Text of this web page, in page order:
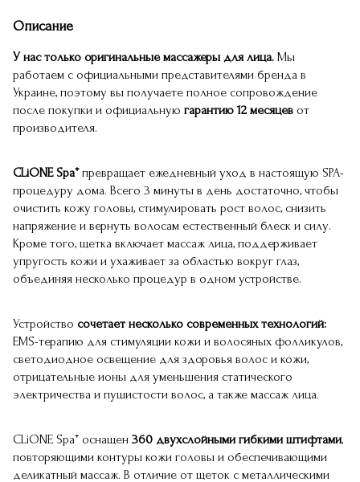
Описание
У нас только оригинальные массажеры для лица. Мы
работаем с официальными представителями бренда в
Украине, поэтому вы получаете полное сопровождение
после покупки и официальную гарантию 12 месяцев от
производителя.
CLiONE Spa⁺превращает ежедневный уход в настоящую SPA-
процедуру дома. Всего 3 минуты в день достаточно, чтобы
очистить кожу головы, стимулировать рост волос, снизить
напряжение и вернуть волосам естественный блеск и силу.
Кроме того, щетка включает массаж лица, поддерживает
упругость кожи и ухаживает за областью вокруг глаз,
объединяя несколько процедур в одном устройстве.
Устройство сочетает несколько современных технологий:
EMS-терапию для стимуляции кожи и волосяных фолликулов,
светодиодное освещение для здоровья волос и кожи,
отрицательные ионы для уменьшения статического
электричества и пушистости волос, а также массаж лица.
CLiONE Spa⁺ оснащен 360 двухслойными гибкими штифтами,
повторяющими контуры кожи головы и обеспечивающими
деликатный массаж. В отличие от щеток с металлическими